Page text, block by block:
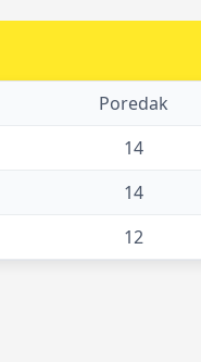
Poredak
14
14
12